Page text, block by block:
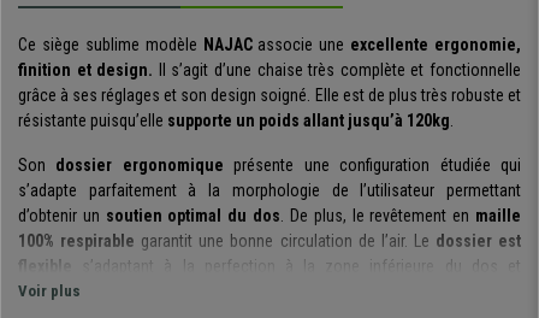
Ce siège sublime modèle NAJACassocie une excellente ergonomie,
finition et design. Il s’agit d’une chaise très complète et fonctionnelle
grâce à ses réglages et son design soigné. Elle est de plus très robuste et
résistante puisqu’elle supporte un poids allant jusqu’à 120kg.
Son dossier ergonomique présente une configuration étudiée qui
s’adapte parfaitement à la morphologie de l’utilisateur permettant
d’obtenir un soutien optimal du dos. De plus, le revêtement en maille
100% respirable garantit une bonne circulation de l’air. Le dossier est
flexible
s’adaptant à la perfection à la zone inférieure du dos et
permettant une liberté de mouvements extraordinaire augmentant
Voir plus